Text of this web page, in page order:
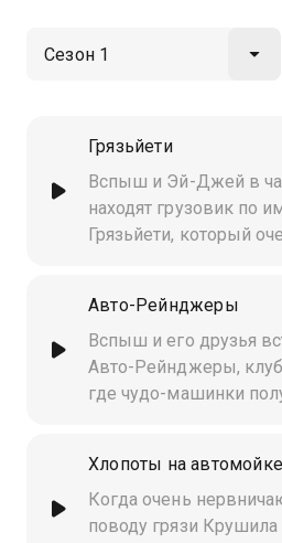
Грязьйети
Вспыш и Эй-Джей в
находят грузовик по
Грязьйети, который
отправиться в поход,
доставить его на
самую грязную
времён!
Авто-Рейнджеры
Вспыш и его друзья
Авто-Рейнджеры, клуб
где чудо-машинки
Крушилы подводит
должен выиграть
Хлопоты на автомойке
Когда очень
поводу грязи